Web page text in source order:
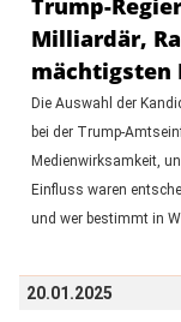
Trump-
Milliardär,
mächtigsten
Die Auswahl der
bei der Trump-
Medienwirksamkeit,
Einfluss waren
und wer bestimmt in
20.01.2025